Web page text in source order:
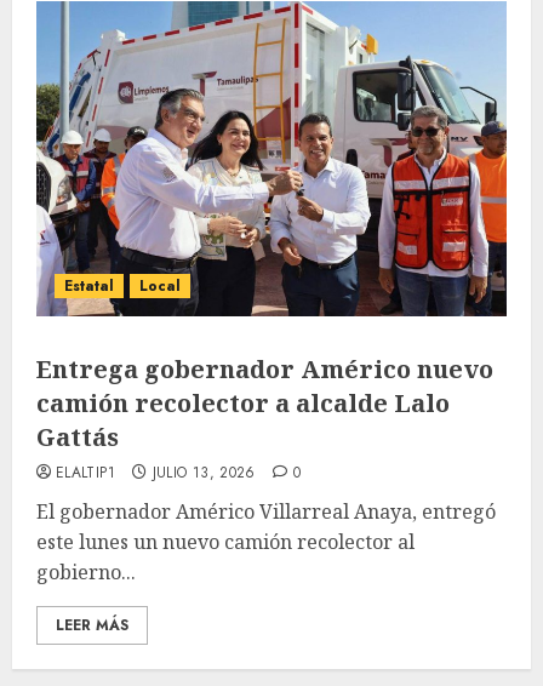
Estatal Local
Entrega gobernador Américo nuevo
camión recolector a alcalde Lalo
Gattás
ELALTIP1 JULIO 13, 2026 0
El gobernador Américo Villarreal Anaya, entregó
este lunes un nuevo camión recolector al
gobierno...
LEER MÁS